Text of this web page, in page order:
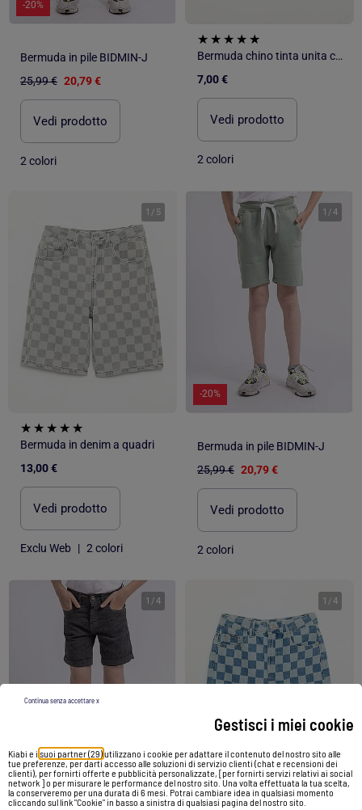
Gestisci i miei cookie
Kiabi e i suoi partner (29)utilizzano i cookie per adattare il contenuto del nostro sito alle
tue preferenze, per darti accesso alle soluzioni di servizio clienti (chat e recensioni dei
clienti), per fornirti offerte e pubblicità personalizzate, [per fornirti servizi relativi ai social
network ] o per misurare le performance del nostro sito. Una volta effettuata la tua scelta,
la conserveremo per una durata di 6 mesi. Potrai cambiare idea in qualsiasi momento
cliccando sul link "Cookie" in basso a sinistra di qualsiasi pagina del nostro sito.
Continua senza accettare x
-20%
Bermuda in pile BIDMIN-J
25,99 € 20,79 €
Vedi prodotto
2 colori
Bermuda chino tinta unita con lacci
7,00 €
Vedi prodotto
2 colori
1 / 5
Bermuda in denim a quadri
13,00 €
Vedi prodotto
Exclu Web | 2 colori
1 /4
-20%
Bermuda in pile BIDMIN-J
25,99 € 20,79 €
Vedi prodotto
2 colori
1 /4
-20%
1 /4